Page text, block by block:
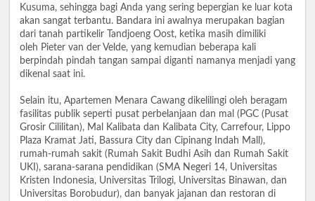
Kusuma, sehingga bagi Anda yang sering bepergian ke luar kota
akan sangat terbantu. Bandara ini awalnya merupakan bagian
dari tanah partikelir Tandjoeng Oost, ketika masih dimiliki
oleh Pieter van der Velde, yang kemudian beberapa kali
berpindah pindah tangan sampai diganti namanya menjadi yang
dikenal saat ini.
Selain itu, Apartemen Menara Cawang dikelilingi oleh beragam
fasilitas publik seperti pusat perbelanjaan dan mal (PGC (Pusat
Grosir Cililitan), Mal Kalibata dan Kalibata City, Carrefour, Lippo
Plaza Kramat Jati, Bassura City dan Cipinang Indah Mall),
rumah-rumah sakit (Rumah Sakit Budhi Asih dan Rumah Sakit
UKI), sarana-sarana pendidikan (SMA Negeri 14, Universitas
Kristen Indonesia, Universitas Trilogi, Universitas Binawan, dan
Universitas Borobudur), dan banyak jajanan dan restoran di